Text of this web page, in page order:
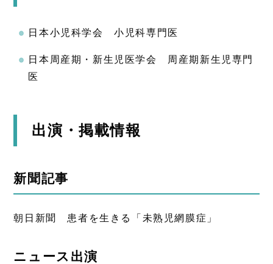
日本小児科学会 小児科専門医
日本周産期・新生児医学会 周産期新生児専門
医
出演・掲載情報
新聞記事
朝日新聞 患者を生きる「未熟児網膜症」
ニュース出演